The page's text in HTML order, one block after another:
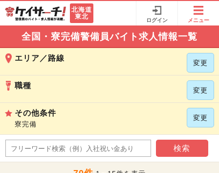
北海道
東北
ログイン メニュー
全国・寮完備警備員バイト求人情報一覧
エリア／路線
変更
職種
変更
その他条件
寮完備
変更
検索